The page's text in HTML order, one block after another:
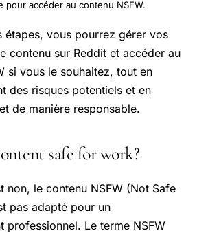
pour accéder au contenu NSFW.
étapes, vous pourrez gérer vos
contenu sur Reddit et accéder au
si vous le souhaitez, tout en
des risques potentiels et en
de manière responsable.
safe for work?
non, le contenu NSFW (Not Safe
pas adapté pour un
professionnel. Le terme NSFW